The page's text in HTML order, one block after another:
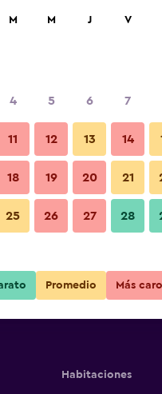
Habitaciones
M M J V
4 5 6 7
11 12 13 14
18 19 20 21
25 26 27 28
Promedio Más caro